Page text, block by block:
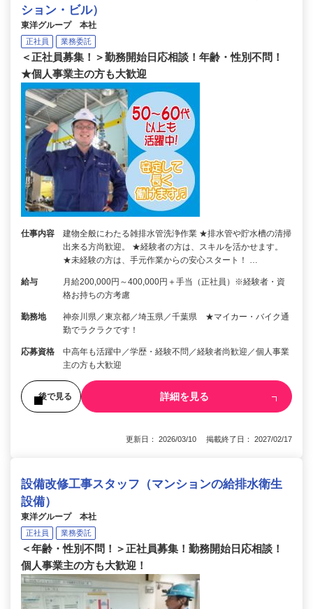
ション・ビル）
東洋グループ 本社
正社員 業務委託
＜正社員募集！＞勤務開始日応相談！年齢・性別不問！
★個人事業主の方も大歓迎
仕事内容
建物全般にわたる雑排水管洗浄作業 ★排水管や貯水槽の清掃
出来る方尚歓迎。 ★経験者の方は、スキルを活かせます。
★未経験の方は、手元作業からの安心スタート！ …
給与
月給200,000円～400,000円＋手当（正社員）※経験者・資
格お持ちの方考慮
勤務地
神奈川県／東京都／埼玉県／千葉県 ★マイカー・バイク通
勤でラクラクです！
応募資格
中高年も活躍中／学歴・経験不問／経験者尚歓迎／個人事業
主の方も大歓迎
後で見る 詳細を見る
更新日： 2026/03/10 掲載終了日： 2027/02/17
設備改修工事スタッフ（マンションの給排水衛生
設備）
東洋グループ 本社
正社員 業務委託
＜年齢・性別不問！＞正社員募集！勤務開始日応相談！
個人事業主の方も大歓迎！